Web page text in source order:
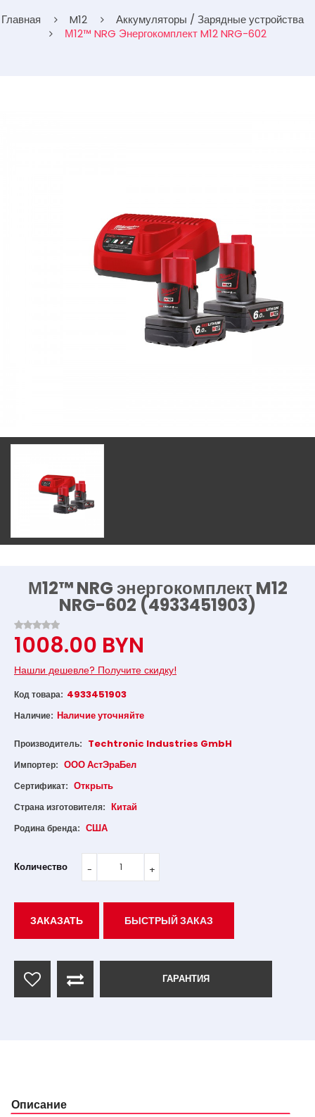
Главная M12
Аккумуляторы / Зарядные устройства
М12™ NRG Энергокомплект M12 NRG-602
М12™ NRG энергокомплект M12
NRG-602 (4933451903)
1008.00 BYN
Нашли дешевле? Получите скидку!
Код товара: 4933451903
Наличие: Наличие уточняйте
Производитель: Techtronic Industries GmbH
Импортер: ООО АстЭраБел
Сертификат: Открыть
Страна изготовителя: Китай
Родина бренда: США
Количество
ЗАКАЗАТЬ БЫСТРЫЙ ЗАКАЗ
ГАРАНТИЯ
Описание